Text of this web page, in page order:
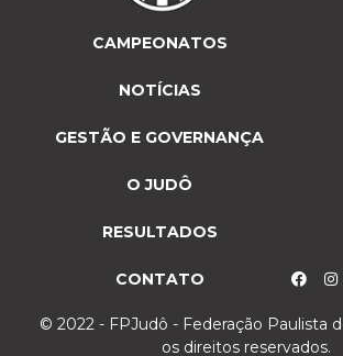
CAMPEONATOS
NOTÍCIAS
GESTÃO E GOVERNANÇA
O JUDÔ
RESULTADOS
CONTATO
© 2022 - FPJudô - Federação Paulista
os direitos reservados.